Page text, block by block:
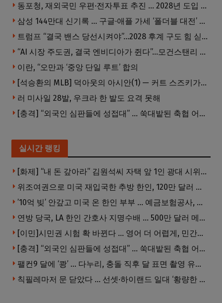
동포청, 재외국민 우편·전자투표 추진 … 2028년 도입 목표
삼성 144만대 신기록 … 구글·애플 가세 ‘폴더블 대전’ 열린다
트럼프 “결국 밴스 당선시켜야”…2028 후계 구도 힘 싣나
“AI 시장 주도권, 결국 엔비디아가 쥔다”…모건스탠리 장담
이란, “오만과 ‘중앙 단일 루트’ 합의
[석승환의 MLB] 덕아웃의 아시안(1) — 커트 스즈키가 우리에게 묻는 것
러 미사일 28발, 우크라 한 발도 요격 못해
[충격] “외국인 심판들에 성접대” … 쑥대밭된 축협 어디까지 추락하나
실시간 랭킹
[화제] “내 돈 갚아라” 김원석씨 자택 앞 1인 광대 시위 … 한인 투자사, “108만 달러 못받아”
위조여권으로 미국 재입국한 추방 한인, 120만 달러 은행 사기 행각
’10억 빚’ 안갚고 미국 온 한인 부부 … 예금보험공사, 미국서 소송
연방 당국, LA 한인 간호사 지명수배 … 500만 달러 메디캐어 사기, 선고 직전 한국 도주
[이민]시민권 시험 확 바뀐다 … 영어 더 어렵게, 민간시험 도입 추진
[충격] “외국인 심판들에 성접대” … 쑥대밭된 축협 어디까지 추락하나
팰컨9 달에 ‘쾅’ … 다누리, 충돌 직후 달 표면 촬영 유일 탐사선
칙필레마저 문 닫았다 … 선셋·하이랜드 일대 ‘황량한 거리’로